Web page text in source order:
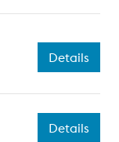
Details
Details